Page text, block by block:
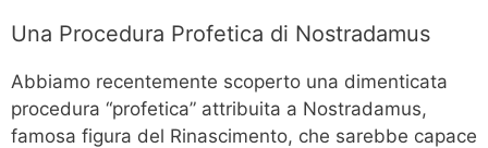
Una Procedura Profetica di Nostradamus
Abbiamo recentemente scoperto una dimenticata
procedura “profetica” attribuita a Nostradamus,
famosa figura del Rinascimento, che sarebbe capace